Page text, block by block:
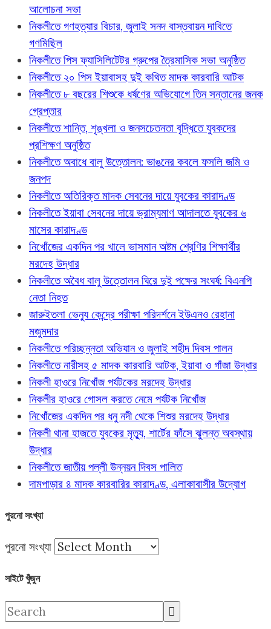
আলোচনা সভা
নিকলীতে গণহত্যার বিচার, জুলাই সনদ বাস্তবায়ন দাবিতে
গণমিছিল
নিকলীতে পিস ফ্যাসিলিটেটর গ্রুপের ত্রৈমাসিক সভা অনুষ্ঠিত
নিকলীতে ২০ পিস ইয়াবাসহ দুই কথিত মাদক কারবারি আটক
নিকলীতে ৮ বছরের শিশুকে ধর্ষণের অভিযোগে তিন সন্তানের জনক
গ্রেপ্তার
নিকলীতে শান্তি, শৃঙ্খলা ও জনসচেতনতা বৃদ্ধিতে যুবকদের
প্রশিক্ষণ অনুষ্ঠিত
নিকলীতে অবাধে বালু উত্তোলন: ভাঙনের কবলে ফসলি জমি ও
জনপদ
নিকলীতে অতিরিক্ত মাদক সেবনের দায়ে যুবকের কারাদণ্ড
নিকলীতে ইয়াবা সেবনের দায়ে ভ্রাম্যমাণ আদালতে যুবকের ৬
মাসের কারাদণ্ড
নিখোঁজের একদিন পর খালে ভাসমান অষ্টম শ্রেণির শিক্ষার্থীর
মরদেহ উদ্ধার
নিকলীতে অবৈধ বালু উত্তোলন ঘিরে দুই পক্ষের সংঘর্ষ: বিএনপি
নেতা নিহত
জারুইতলা ভেন্যু কেন্দ্রে পরীক্ষা পরিদর্শনে ইউএনও রেহানা
মজুমদার
নিকলীতে পরিচ্ছন্নতা অভিযান ও জুলাই শহীদ দিবস পালন
নিকলীতে নারীসহ ৫ মাদক কারবারি আটক, ইয়াবা ও গাঁজা উদ্ধার
নিকলী হাওরে নিখোঁজ পর্যটকের মরদেহ উদ্ধার
নিকলীর হাওরে গোসল করতে নেমে পর্যটক নিখোঁজ
নিখোঁজের একদিন পর ধনু নদী থেকে শিশুর মরদেহ উদ্ধার
নিকলী থানা হাজতে যুবকের মৃত্যু, শার্টের ফাঁসে ঝুলন্ত অবস্থায়
উদ্ধার
নিকলীতে জাতীয় পল্লী উন্নয়ন দিবস পালিত
দামপাড়ার ৪ মাদক কারবারির কারাদণ্ড, এলাকাবাসীর উদ্যোগ
পুরনো সংখ্যা
পুরনো সংখ্যা
সাইটে খুঁজুন